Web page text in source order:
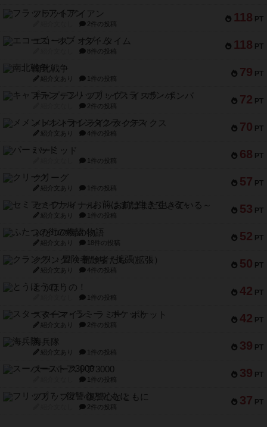
118 PT
フラットアイアン
2件の投稿
118 PT
エコーズ・オブ・タイム
8件の投稿
79 PT
南北戦争
紹介文あり 1件の投稿
72 PT
キャプテン・フリップ：イスラ・ボンバ
2件の投稿
70 PT
メメントオンラインタクティクス
紹介文あり 4件の投稿
68 PT
パーミッド
1件の投稿
57 PT
クリーグ
紹介文あり 1件の投稿
53 PT
セミファイナル ～お前はまだ生きている～
紹介文あり 1件の投稿
52 PT
ふたつの街の物語
紹介文あり 18件の投稿
50 PT
クランク! ：冒険者たち（拡張）
紹介文あり 4件の投稿
42 PT
とうほうの！
1件の投稿
42 PT
スターマイン・ラミー ポケット
紹介文あり 2件の投稿
39 PT
海兵隊
紹介文あり 1件の投稿
39 PT
スーパーストア3000
1件の投稿
37 PT
フリップ７：復讐心とともに
2件の投稿